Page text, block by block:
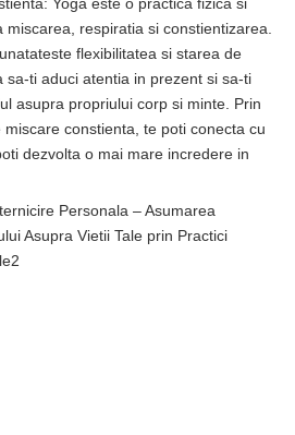
respiratia si constientizarea.
flexibilitatea si starea de
sa-ti aduci atentia in prezent si sa-ti
asupra propriului corp si minte. Prin
constienta, te poti conecta cu
dezvolta o mai mare incredere in